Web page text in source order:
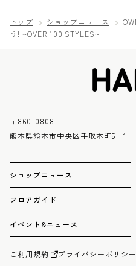
トップ ショップニュース
う! ~OVER 100 STYLES~
〒860-0808
熊本県熊本市中央区手取本町5ー1
ショップニュース
フロアガイド
イベント&ニュース
ご利用規約 プライバシーポリシー